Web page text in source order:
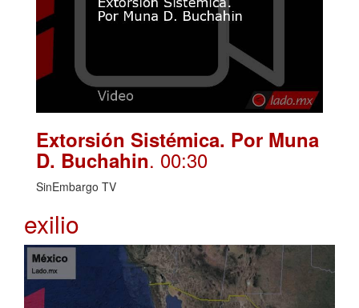
Extorsión Sistémica. Por Muna
D. Buchahin. 00:30
SinEmbargo TV
exilio